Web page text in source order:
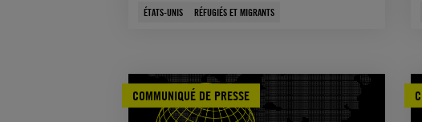
ÉTATS-UNIS RÉFUGIÉS ET MIGRANTS
COMMUNIQUÉ DE PRESSE